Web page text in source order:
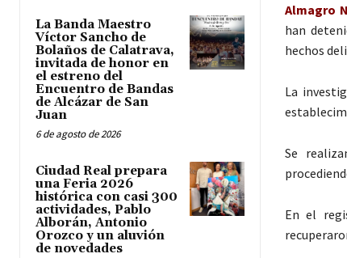
La Banda Maestro
Víctor Sancho de
Bolaños de Calatrava,
invitada de honor en
el estreno del
Encuentro de Bandas
de Alcázar de San
Juan
6 de agosto de 2026
Ciudad Real prepara
una Feria 2026
histórica con casi 300
actividades, Pablo
Alborán, Antonio
Orozco y un aluvión
de novedades
Almagro
han
hechos
La
Se
En el